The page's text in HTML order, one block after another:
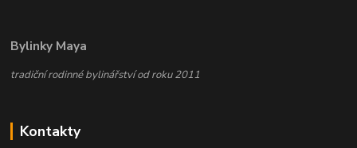
Bylinky Maya
tradiční rodinné bylinářství od roku 2011
Kontakty